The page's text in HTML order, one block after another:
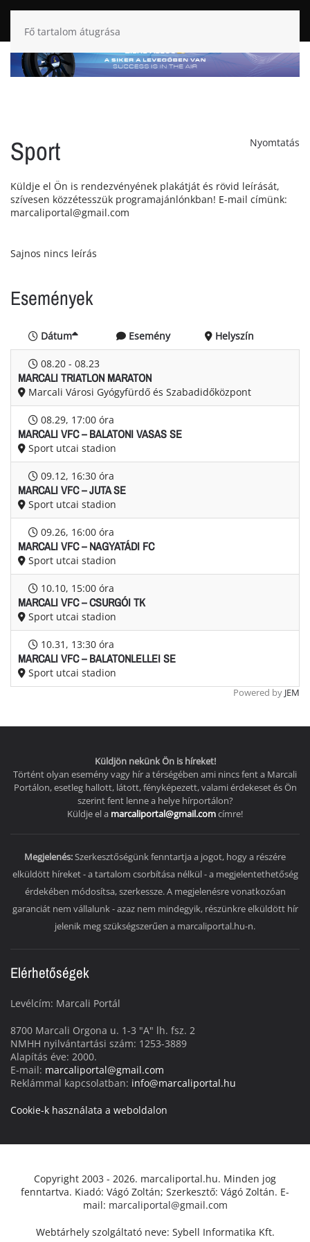
Fő tartalom átugrása
Nyomtatás
Sport
Küldje el Ön is rendezvényének plakátját és rövid leírását,
szívesen közzétesszük programajánlónkban! E-mail címünk:
marcaliportal@gmail.com
Sajnos nincs leírás
Események
Dátum Esemény Helyszín
08.20 - 08.23
MARCALI TRIATLON MARATON
Marcali Városi Gyógyfürdő és Szabadidőközpont
08.29, 17:00 óra
MARCALI VFC – BALATONI VASAS SE
Sport utcai stadion
09.12, 16:30 óra
MARCALI VFC – JUTA SE
Sport utcai stadion
09.26, 16:00 óra
MARCALI VFC – NAGYATÁDI FC
Sport utcai stadion
10.10, 15:00 óra
MARCALI VFC – CSURGÓI TK
Sport utcai stadion
10.31 , 13:30 óra
MARCALI VFC – BALATONLELLEI SE
Sport utcai stadion
Powered by JEM
Küldjön nekünk Ön is híreket!
Történt olyan esemény vagy hír a térségében ami nincs fent a Marcali
Portálon, esetleg hallott, látott, fényképezett, valami érdekeset és Ön
szerint fent lenne a helye hírportálon?
Küldje el a marcaliportal@gmail.comcímre!
Megjelenés:Szerkesztőségünk fenntartja a jogot, hogy a részére
elküldött híreket - a tartalom csorbítása nélkül - a megjelentethetőség
érdekében módosítsa, szerkessze. A megjelenésre vonatkozóan
garanciát nem vállalunk - azaz nem mindegyik, részünkre elküldött hír
jelenik meg szükségszerűen a marcaliportal.hu-n.
Elérhetőségek
Levélcím: Marcali Portál
8700 Marcali Orgona u. 1-3 "A" lh. fsz. 2
NMHH nyilvántartási szám: 1253-3889
Alapítás éve: 2000.
E-mail: marcaliportal@gmail.com
Reklámmal kapcsolatban: info@marcaliportal.hu
Cookie-k használata a weboldalon
Copyright 2003 - 2026. marcaliportal.hu. Minden jog
fenntartva. Kiadó: Vágó Zoltán; Szerkesztő: Vágó Zoltán. E-
mail: marcaliportal@gmail.com
Webtárhely szolgáltató neve: Sybell Informatika Kft.